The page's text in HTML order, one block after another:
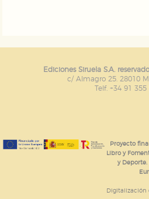
Ediciones Siruela S.A.
c/ Almagro 25. 28010
Telf. +34 91 355
Proyecto
Libro y
y
Digitalización